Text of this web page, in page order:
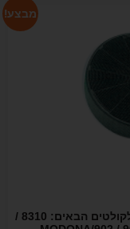
מבצע!
זוג פילטרים פחם עגולים דגם C84 מתאים לקולטים הבאים: 8310 /